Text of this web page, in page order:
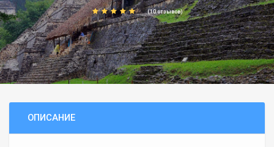
(10 отзывов)
ОПИСАНИЕ